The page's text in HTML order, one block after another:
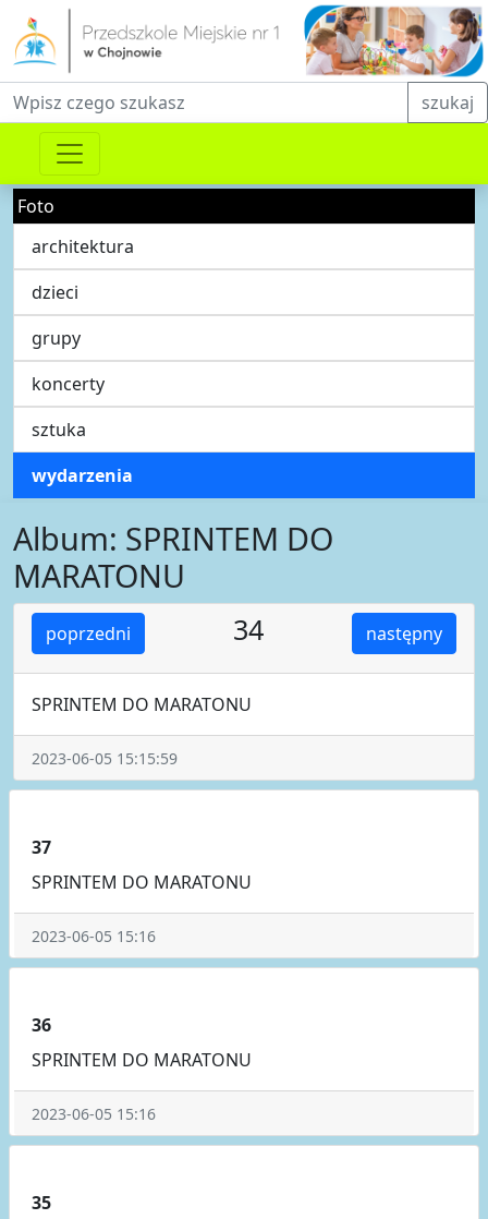
Fraza do wyszukiwania szukaj
Foto
architektura
dzieci
grupy
koncerty
sztuka
wydarzenia
Album: SPRINTEM DO
MARATONU
poprzedni następny
34
SPRINTEM DO MARATONU
2023-06-05 15:15:59
37
SPRINTEM DO MARATONU
2023-06-05 15:16
36
SPRINTEM DO MARATONU
2023-06-05 15:16
35